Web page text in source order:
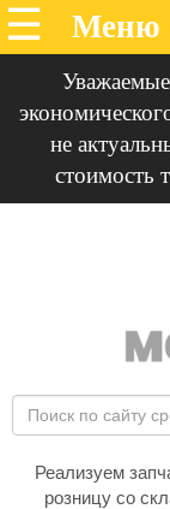
не
стоимость
Реализуем
розницу со